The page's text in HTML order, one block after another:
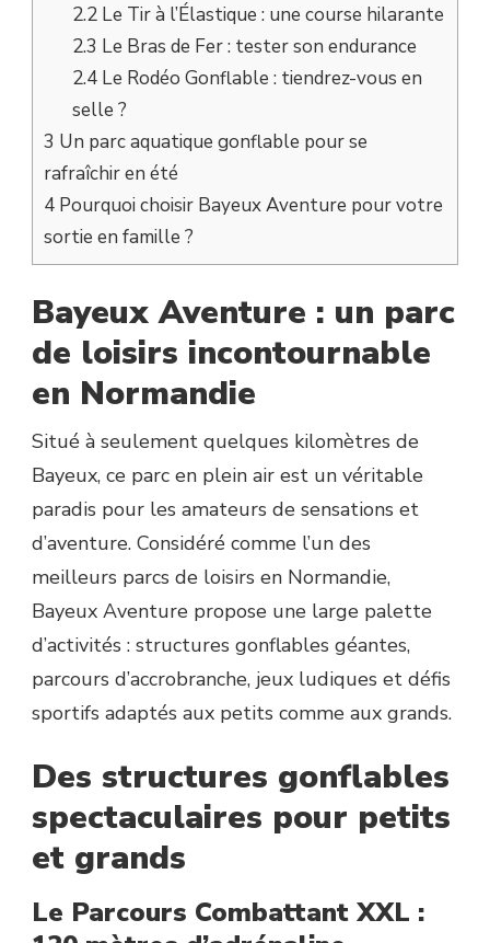
2.2Le Tir à l’Élastique : une course hilarante
2.3 Le Bras de Fer : tester son endurance
2.4Le Rodéo Gonflable : tiendrez-vous en
selle ?
3 Un parc aquatique gonflable pour se
rafraîchir en été
4 Pourquoi choisir Bayeux Aventure pour votre
sortie en famille ?
Bayeux Aventure : un parc
de loisirs incontournable
en Normandie
Situé à seulement quelques kilomètres de
Bayeux, ce parc en plein air est un véritable
paradis pour les amateurs de sensations et
d’aventure. Considéré comme l’un des
meilleurs parcs de loisirs en Normandie,
Bayeux Aventure propose une large palette
d’activités : structures gonflables géantes,
parcours d’accrobranche, jeux ludiques et défis
sportifs adaptés aux petits comme aux grands.
Des structures gonflables
spectaculaires pour petits
et grands
Le Parcours Combattant XXL :